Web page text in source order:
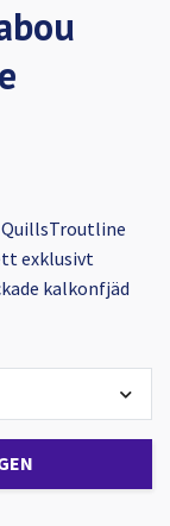
exklusivt
kalkonfjäd